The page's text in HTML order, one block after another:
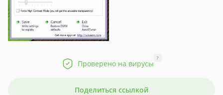
Проверено на вирусы
?
Поделиться ссылкой